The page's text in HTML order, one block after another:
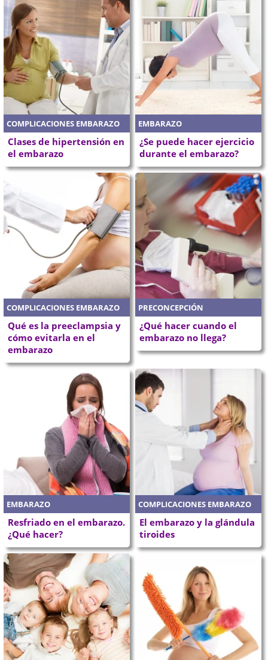
COMPLICACIONES EMBARAZO
Clases de hipertensión en
el embarazo
EMBARAZO
¿Se puede hacer ejercicio
durante el embarazo?
COMPLICACIONES EMBARAZO
Qué es la preeclampsia y
cómo evitarla en el
embarazo
PRECONCEPCIÓN
¿Qué hacer cuando el
embarazo no llega?
EMBARAZO
Resfriado en el embarazo.
¿Qué hacer?
COMPLICACIONES EMBARAZO
El embarazo y la glándula
tiroides